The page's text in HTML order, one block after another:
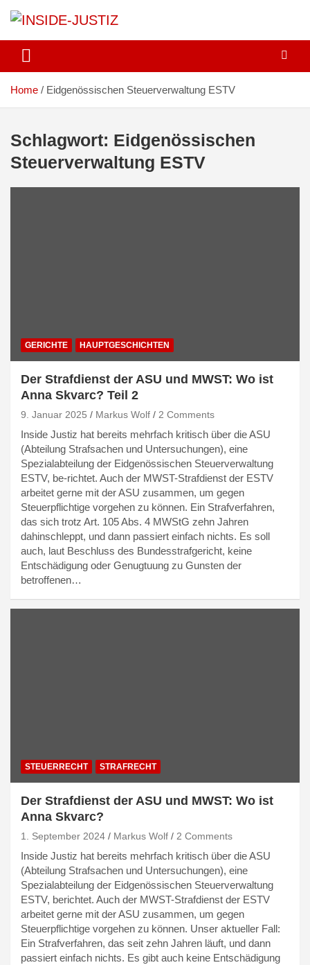
INSIDE-JUSTIZ
Home Eidgenössischen Steuerverwaltung ESTV
Schlagwort: Eidgenössischen
Steuerverwaltung ESTV
GERICHTE HAUPTGESCHICHTEN
Der Strafdienst der ASU und MWST: Wo ist
Anna Skvarc? Teil 2
9. Januar 2025 Markus Wolf 2 Comments
Inside Justiz hat bereits mehrfach kritisch über die ASU
(Abteilung Strafsachen und Untersuchungen), eine
Spezialabteilung der Eidgenössischen Steuerverwaltung
ESTV, be-richtet. Auch der MWST-Strafdienst der ESTV
arbeitet gerne mit der ASU zusammen, um gegen
Steuerpflichtige vorgehen zu können. Ein Strafverfahren,
das sich trotz Art. 105 Abs. 4 MWStG zehn Jahren
dahinschleppt, und dann passiert einfach nichts. Es soll
auch, laut Beschluss des Bundesstrafgericht, keine
Entschädigung oder Genugtuung zu Gunsten der
betroffenen…
STEUERRECHT STRAFRECHT
Der Strafdienst der ASU und MWST: Wo ist
Anna Skvarc?
1. September 2024 Markus Wolf 2 Comments
Inside Justiz hat bereits mehrfach kritisch über die ASU
(Abteilung Strafsachen und Untersuchungen), eine
Spezialabteilung der Eidgenössischen Steuerverwaltung
ESTV, berichtet. Auch der MWST-Strafdienst der ESTV
arbeitet gerne mit der ASU zusammen, um gegen
Steuerpflichtige vorgehen zu können. Unser aktueller Fall:
Ein Strafverfahren, das seit zehn Jahren läuft, und dann
passiert einfach nichts. Es gibt auch keine Entschädigung